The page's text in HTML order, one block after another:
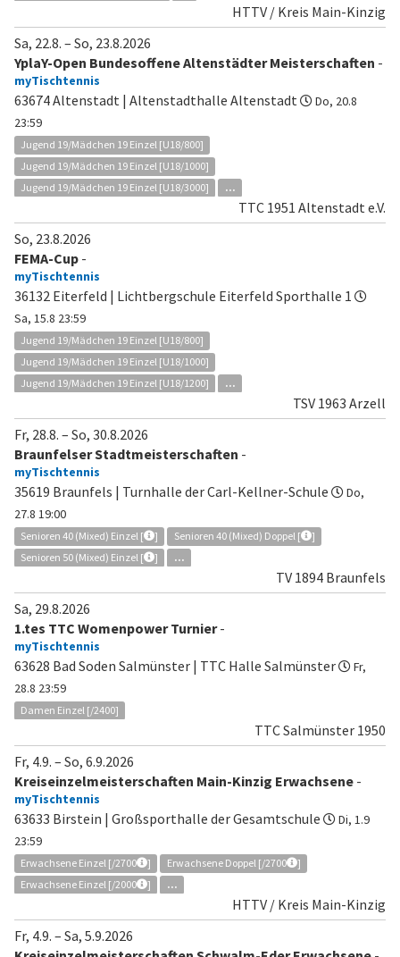
HTTV / Kreis Main-Kinzig
Sa, 22.8. – So, 23.8.2026
YplaY-Open Bundesoffene Altenstädter Meisterschaften -
myTischtennis
63674 Altenstadt | Altenstadthalle Altenstadt
Do, 20.8
23:59
Jugend 19/Mädchen 19 Einzel [U18/800]
Jugend 19/Mädchen 19 Einzel [U18/1000]
Jugend 19/Mädchen 19 Einzel [U18/3000]
...
TTC 1951 Altenstadt e.V.
So, 23.8.2026
FEMA-Cup -
myTischtennis
36132 Eiterfeld | Lichtbergschule Eiterfeld Sporthalle 1
Sa, 15.8 23:59
Jugend 19/Mädchen 19 Einzel [U18/800]
Jugend 19/Mädchen 19 Einzel [U18/1000]
Jugend 19/Mädchen 19 Einzel [U18/1200]
...
TSV 1963 Arzell
Fr, 28.8. – So, 30.8.2026
Braunfelser Stadtmeisterschaften -
myTischtennis
35619 Braunfels | Turnhalle der Carl-Kellner-Schule
Do,
27.8 19:00
Senioren 40 (Mixed) Einzel [ ] Senioren 40 (Mixed) Doppel [
]
Senioren 50 (Mixed) Einzel [
] ...
TV 1894 Braunfels
Sa, 29.8.2026
1.tes TTC Womenpower Turnier -
myTischtennis
63628 Bad Soden Salmünster | TTC Halle Salmünster
Fr,
28.8 23:59
Damen Einzel [/2400]
TTC Salmünster 1950
Fr, 4.9. – So, 6.9.2026
Kreiseinzelmeisterschaften Main-Kinzig Erwachsene -
myTischtennis
63633 Birstein | Großsporthalle der Gesamtschule
Di, 1.9
23:59
Erwachsene Einzel [/2700 ] Erwachsene Doppel [/2700
]
Erwachsene Einzel [/2000
] ...
HTTV / Kreis Main-Kinzig
Fr, 4.9. – Sa, 5.9.2026